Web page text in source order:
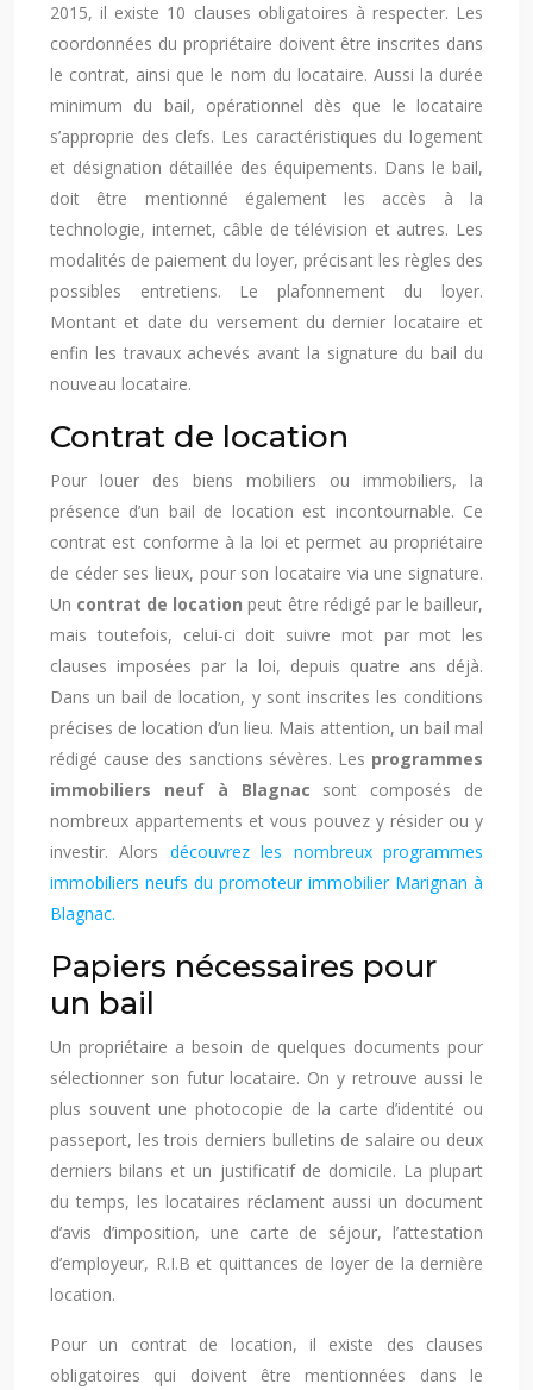
2015, il existe 10 clauses obligatoires à respecter. Les
coordonnées du propriétaire doivent être inscrites dans
le contrat, ainsi que le nom du locataire. Aussi la durée
minimum du bail, opérationnel dès que le locataire
s’approprie des clefs. Les caractéristiques du logement
et désignation détaillée des équipements. Dans le bail,
doit être mentionné également les accès à la
technologie, internet, câble de télévision et autres. Les
modalités de paiement du loyer, précisant les règles des
possibles entretiens. Le plafonnement du loyer.
Montant et date du versement du dernier locataire et
enfin les travaux achevés avant la signature du bail du
nouveau locataire.
Contrat de location
Pour louer des biens mobiliers ou immobiliers, la
présence d’un bail de location est incontournable. Ce
contrat est conforme à la loi et permet au propriétaire
de céder ses lieux, pour son locataire via une signature.
Un contrat de location peut être rédigé par le bailleur,
mais toutefois, celui-ci doit suivre mot par mot les
clauses imposées par la loi, depuis quatre ans déjà.
Dans un bail de location, y sont inscrites les conditions
précises de location d’un lieu. Mais attention, un bail mal
rédigé cause des sanctions sévères. Les programmes
immobiliers neuf à Blagnac sont composés de
nombreux appartements et vous pouvez y résider ou y
investir. Alors découvrez les nombreux programmes
immobiliers neufs du promoteur immobilier Marignan à
Blagnac.
Papiers nécessaires pour
un bail
Un propriétaire a besoin de quelques documents pour
sélectionner son futur locataire. On y retrouve aussi le
plus souvent une photocopie de la carte d’identité ou
passeport, les trois derniers bulletins de salaire ou deux
derniers bilans et un justificatif de domicile. La plupart
du temps, les locataires réclament aussi un document
d’avis d’imposition, une carte de séjour, l’attestation
d’employeur, R.I.B et quittances de loyer de la dernière
location.
Pour un contrat de location, il existe des clauses
obligatoires qui doivent être mentionnées dans le